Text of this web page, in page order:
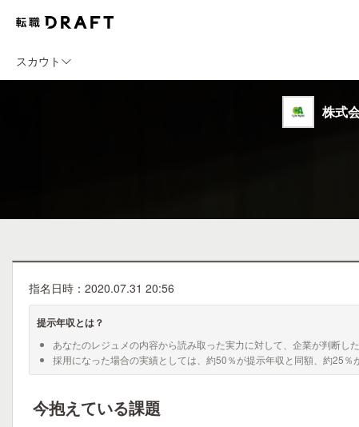
スカウト
株式
指名日時：2020.07.31 20:56
提示年収とは？
あなたのレジュメの内容から読み取った実力に対して、企業が判断し
採用になった場合の実績としては、約50％が提示年収と同額、約25
今抱えている課題